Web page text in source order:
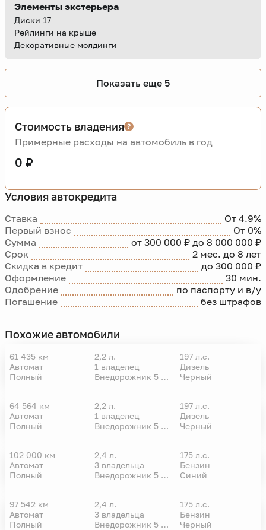
Элементы экстерьера
Диски 17
Рейлинги на крыше
Декоративные молдинги
Показать еще 5
Условия автокредита
Ставка
От 4.9%
Первый взнос
От 0%
Сумма
от 300 000 ₽ до 8 000 000 ₽
Срок
2 мес. до 8 лет
Скидка в кредит
до 300 000 ₽
Оформление
30 мин.
Одобрение
по паспорту и в/у
Погашение
без штрафов
Стоимость владения
Примерные расходы на автомобиль в год
0 ₽
Похожие автомобили
VIN
61 435 км 2,2 л.
197 л.с.
Автомат
1 владелец
Дизель
Полный
Внедорожник 5 дв. Черный
VIN
64 564 км 2,2 л.
197 л.с.
Автомат
1 владелец
Дизель
Полный
Внедорожник 5 дв. Черный
VIN
102 000 км 2,4 л.
175 л.с.
Автомат
3 владельца
Бензин
Полный
Внедорожник 5 дв. Синий
VIN
97 542 км 2,4 л.
175 л.с.
Автомат
3 владельца
Бензин
Полный
Внедорожник 5 дв. Черный